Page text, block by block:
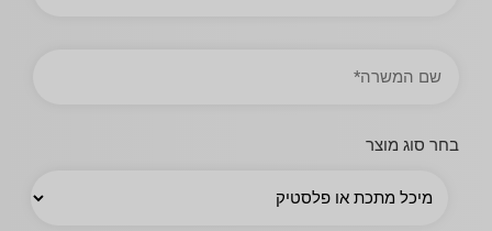
עבודה
בחר סוג מוצר